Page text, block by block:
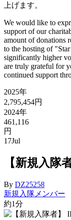
上げます。
We would like to
support of our
amount of donations
to the hosting of
significantly higher
are truly grateful for
continued support
2025年
2,795,454円
2024年
461,116
円
17Jul
【新規入隊
By DZ25258
新規入隊メンバー
約1分